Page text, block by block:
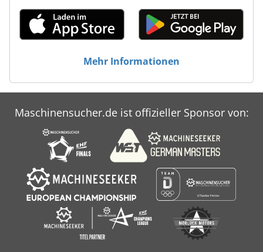
Mehr Informationen
Maschinensucher.de ist offizieller Sponsor von: